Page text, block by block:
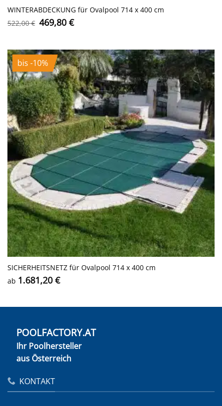
WINTERABDECKUNG für Ovalpool 714 x 400 cm
522,00€ Ursprünglicher
Preis
522,00 €
469,80 €Aktueller
469,80 €.
bis -10%
SICHERHEITS­NETZ für Ovalpool 714 x 400 cm
ab 1.681,20 €
POOLFACTORY.AT
Ihr Poolhersteller
aus Österreich
KONTAKT